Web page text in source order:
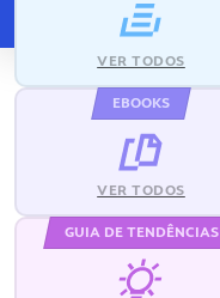
VER TODOS
EBOOKS
VER TODOS
GUIA DE TENDÊNCIAS